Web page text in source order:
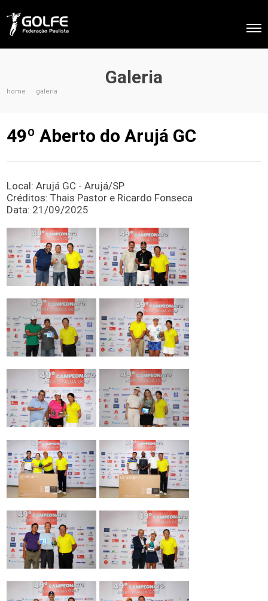
Galeria
home galeria
49º Aberto do Arujá GC
Local: Arujá GC - Arujá/SP
Créditos: Thais Pastor e Ricardo Fonseca
Data: 21/09/2025